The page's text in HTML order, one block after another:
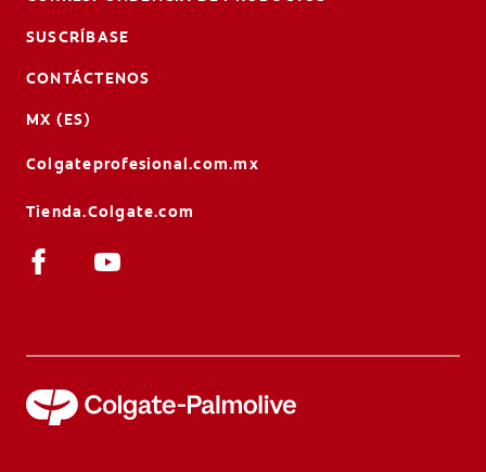
SUSCRÍBASE
CONTÁCTENOS
MX (ES)
Colgateprofesional.com.mx
Tienda.Colgate.com